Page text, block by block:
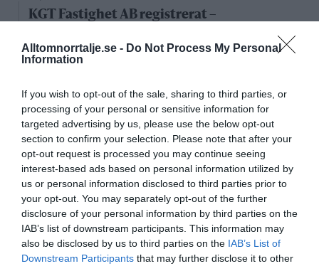
Alltomnorrtalje.se - Do Not Process My Personal
Information
If you wish to opt-out of the sale, sharing to third parties, or
processing of your personal or sensitive information for
targeted advertising by us, please use the below opt-out
section to confirm your selection. Please note that after your
opt-out request is processed you may continue seeing
interest-based ads based on personal information utilized by
us or personal information disclosed to third parties prior to
your opt-out. You may separately opt-out of the further
disclosure of your personal information by third parties on the
IAB’s list of downstream participants. This information may
also be disclosed by us to third parties on the IAB’s List of
Downstream Participants that may further disclose it to other
KGT Fastighet AB registrerat –
16/4 NYA BOLAG
fastighetsförvaltning i Yxlan
25/3 NYA BOLAG
Nytt fastighetsförvaltningsbolag registerat i
Norrtälje
25/3 NYA BOLAG
Trålen 24 AB registrerat
18/3 NYA BOLAG
NordHem Måleri AB registrerat –